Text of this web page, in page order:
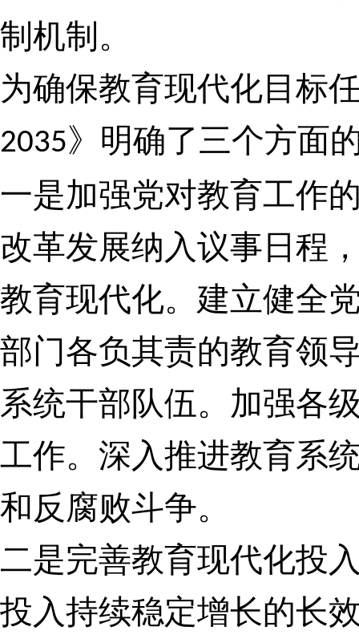
制机制。
为确保教育现代化目标
2035》明确了三个方面
一是加强党对教育工作
改革发展纳入议事日程
教育现代化。建立健全
部门各负其责的教育领
系统干部队伍。加强各
工作。深入推进教育系
和反腐败斗争。
二是完善教育现代化投
投入持续稳定增长的长